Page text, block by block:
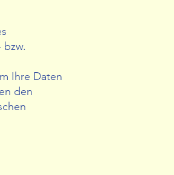
bzw.
Ihre Daten
den